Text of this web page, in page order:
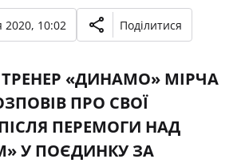
2020, 10:02 Поділитися
«ДИНАМО» МІРЧА
ПРО СВОЇ
ПЕРЕМОГИ НАД
У ПОЄДИНКУ ЗА